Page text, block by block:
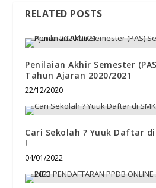
RELATED POSTS
Penilaian Akhir Semester
Tahun Ajaran 2020/2021
22/12/2020
Cari Sekolah ? Yuuk Daftar
!
04/01/2022